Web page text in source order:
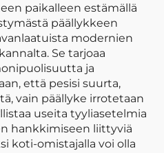
paikalleen estämällä
päällykkeen
modernien
Se tarjoaa
ja
että pesisi suurta,
vain päällyke irrotetaan
useita tyyliasetelmia
hankkimiseen liittyviä
koti-omistajalla voi olla